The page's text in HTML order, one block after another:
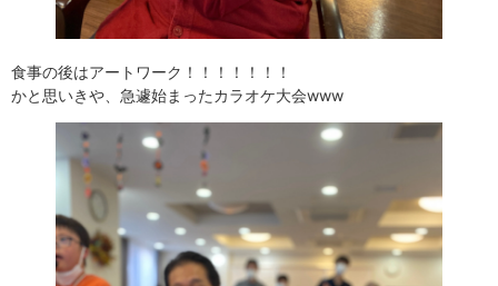
食事の後はアートワーク！！！！！！！
かと思いきや、急遽始まったカラオケ大会www